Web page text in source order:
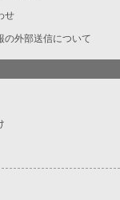
せ
の外部送信について